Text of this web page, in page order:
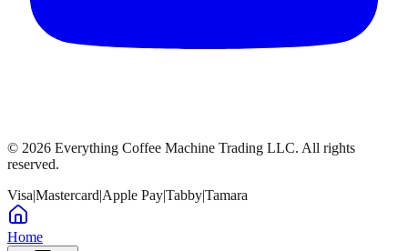
© 2026 Everything Coffee Machine Trading LLC. All rights
reserved.
Visa|Mastercard|Apple Pay|Tabby|Tamara
Home